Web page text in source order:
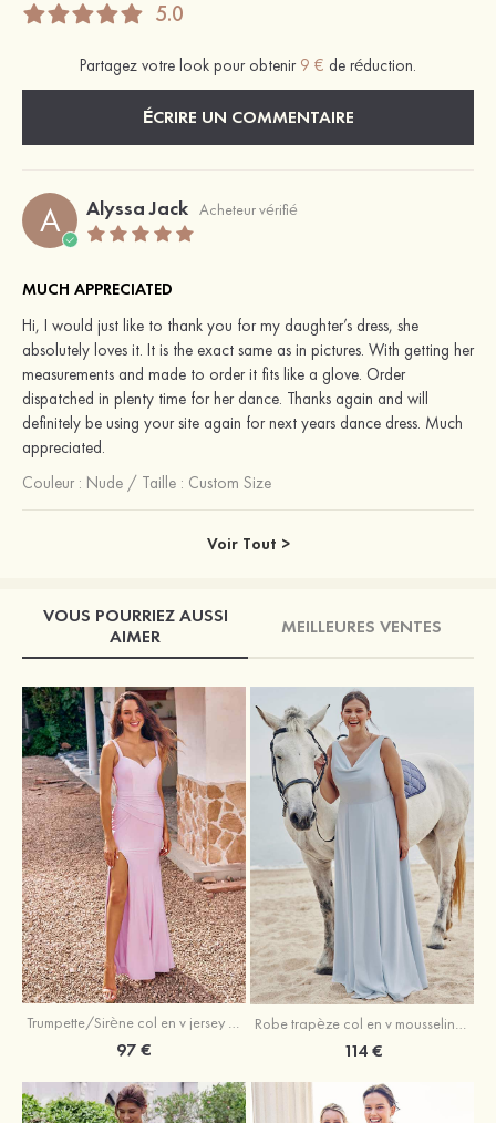
5.0
Partagez votre look pour obtenir 9 € de réduction.
ÉCRIRE UN COMMENTAIRE
A Alyssa Jack Acheteur vérifié
MUCH APPRECIATED
Hi, I would just like to thank you for my daughter’s dress, she
absolutely loves it. It is the exact same as in pictures. With getting her
measurements and made to order it fits like a glove. Order
dispatched in plenty time for her dance. Thanks again and will
definitely be using your site again for next years dance dress. Much
appreciated.
Couleur : Nude / Taille : Custom Size
Voir Tout >
VOUS POURRIEZ AUSSI
AIMER
MEILLEURES VENTES
Trumpette/Sirène col en v jersey ras du sol robe de demoiselle d'honneur
97 € 114 €